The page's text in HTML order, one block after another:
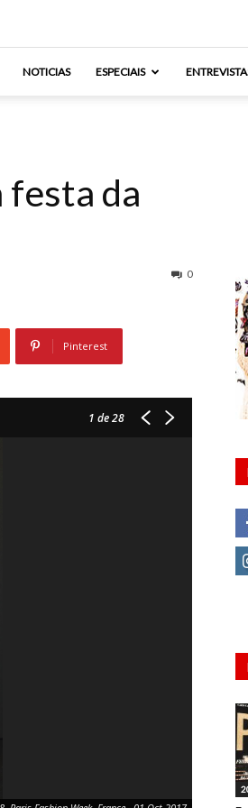
NOTICIAS ESPECIAIS
festa da
0
Pinterest
1 de 28